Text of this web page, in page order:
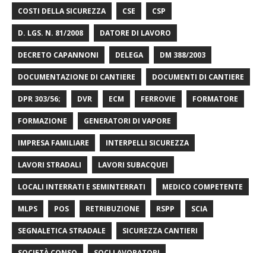
COSTI DELLA SICUREZZA CSE CSP
D. LGS. N. 81/2008 DATORE DI LAVORO
DECRETO CAPANNONI DELEGA DM 388/2003
DOCUMENTAZIONE DI CANTIERE DOCUMENTI DI CANTIERE
DPR 303/56; DVR ECM FERROVIE FORMATORE
FORMAZIONE GENERATORI DI VAPORE
IMPRESA FAMILIARE INTERPELLI SICUREZZA
LAVORI STRADALI LAVORI SUBACQUEI
LOCALI INTERRATI E SEMINTERRATI MEDICO COMPETENTE
MLPS POS RETRIBUZIONE RSPP SCIA
SEGNALETICA STRADALE SICUREZZA CANTIERI